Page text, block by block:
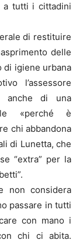
a tutti i cittadini
di restituire
delle
di igiene urbana
l’assessore
anche di una
«perché è
chi abbandona
di Lunetta, che
“extra” per la
non considera
passare in tutti
con mano i
chi ci abita.